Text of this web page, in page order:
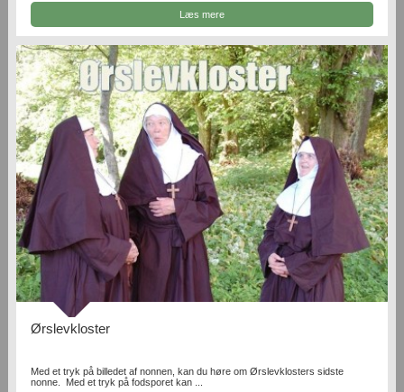
Læs mere
Ørslevkloster
Med et tryk på billedet af nonnen, kan du høre om Ørslevklosters sidste
nonne. Med et tryk på fodsporet kan ...